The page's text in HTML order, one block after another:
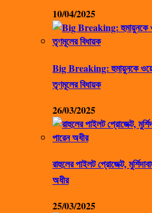
10/04/2025
Big Breaking: হুমায়ুনকে
তৃণমূলের বিধায়ক
26/03/2025
রাহুলের পাইলট প্রোজেক্ট,
অধীর
25/03/2025